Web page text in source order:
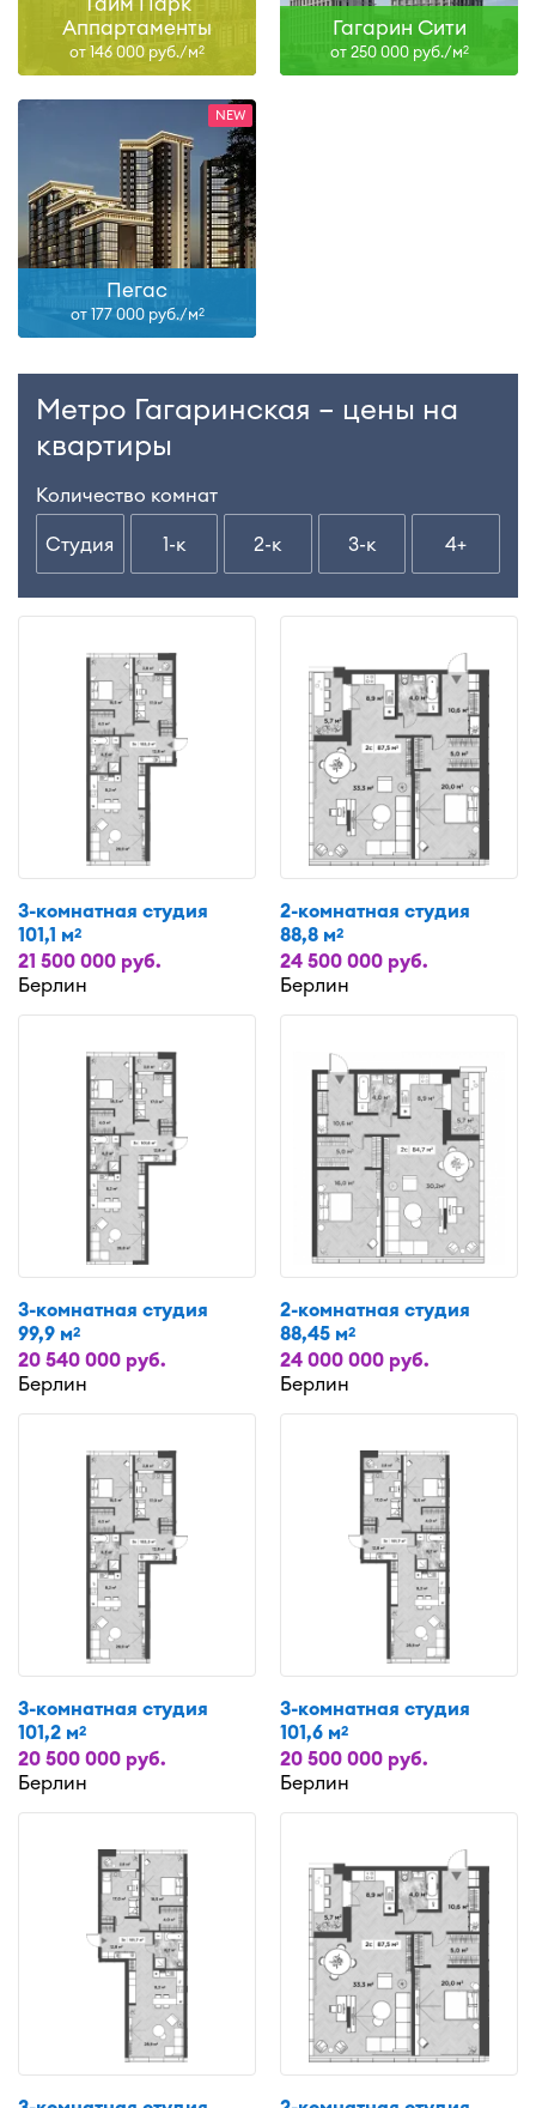
Аппартаменты
от 146 000 руб./м2
Гагарин Сити
от 250 000 руб./м2
Пегас
от 177 000 руб./м2
Метро Гагаринская – цены на
квартиры
Количество комнат
Студия 1-к 2-к 3-к 4+
3-комнатная студия
101,1 м2
21 500 000 руб.
Берлин
2-комнатная студия
88,8 м2
24 500 000 руб.
Берлин
3-комнатная студия
99,9 м2
20 540 000 руб.
Берлин
2-комнатная студия
88,45 м2
24 000 000 руб.
Берлин
3-комнатная студия
101,2 м2
20 500 000 руб.
Берлин
3-комнатная студия
101,6 м2
20 500 000 руб.
Берлин